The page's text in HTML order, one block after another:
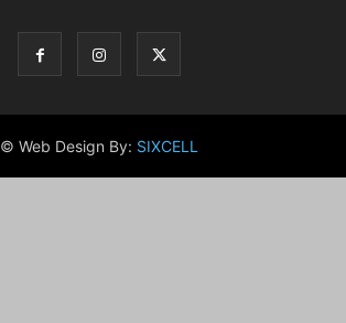
© Web Design By: SIXCELL